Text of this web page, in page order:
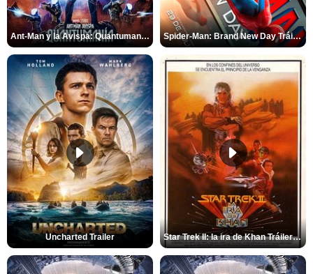
Ant-Man y la Avispa: Quantumanía Tráiler (2) Spider-Man: Brand New Day Tráiler (3)
Uncharted Trailer Star Trek II: la ira de Khan Tráiler VO